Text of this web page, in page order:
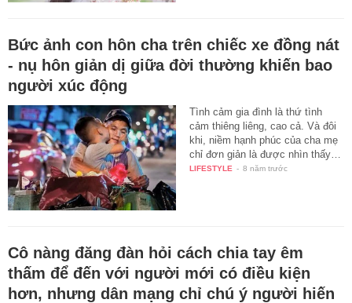
Bức ảnh con hôn cha trên chiếc xe đồng nát
- nụ hôn giản dị giữa đời thường khiến bao
người xúc động
Tình cảm gia đình là thứ tình
cảm thiêng liêng, cao cả. Và đôi
khi, niềm hạnh phúc của cha mẹ
chỉ đơn giản là được nhìn thấy…
LIFESTYLE - 8 năm trước
Cô nàng đăng đàn hỏi cách chia tay êm
thấm để đến với người mới có điều kiện
hơn, nhưng dân mạng chỉ chú ý người hiến